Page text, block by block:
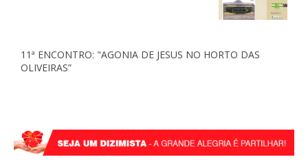
11ª ENCONTRO: "AGONIA DE JESUS NO HORTO DAS
OLIVEIRAS”